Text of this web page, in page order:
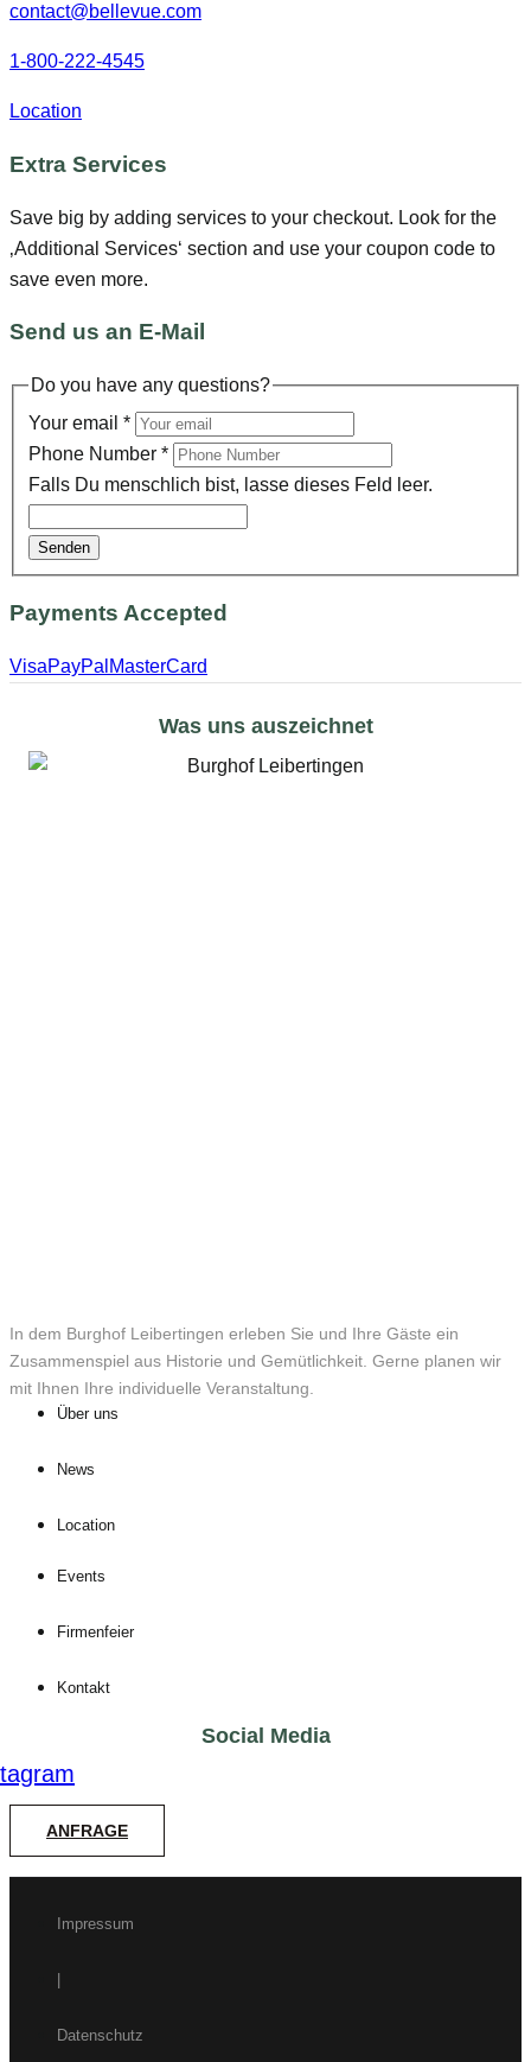
contact@bellevue.com
1-800-222-4545
Location
Extra Services
Save big by adding services to your checkout. Look for the
‚Additional Services‘ section and use your coupon code to
save even more.
Send us an E-Mail
Do you have any questions?
Your email *
Phone Number *
Falls Du menschlich bist, lasse dieses Feld leer.
Senden
Payments Accepted
VisaPayPal MasterCard
Was uns auszeichnet
In dem Burghof Leibertingen erleben Sie und Ihre Gäste ein
Zusammenspiel aus Historie und Gemütlichkeit. Gerne planen wir
mit Ihnen Ihre individuelle Veranstaltung.
Über uns
News
Location
Events
Firmenfeier
Kontakt
Social Media
ANFRAGE
Impressum
Datenschutz